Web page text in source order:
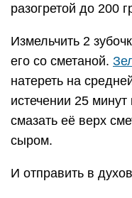
разогретой до 200
Измельчить 2
его со сметаной.
натереть на
истечении 25
смазать её верх
сыром.
И отправить в